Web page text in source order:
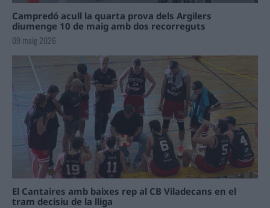
Campredó acull la quarta prova dels Argilers
diumenge 10 de maig amb dos recorreguts
09 maig 2026
El Cantaires amb baixes rep al CB Viladecans en el
tram decisiu de la lliga